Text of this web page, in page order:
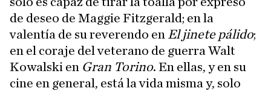
de deseo de Maggie Fitzgerald; en la
valentía de su reverendo en El jinete pálido;
en el coraje del veterano de guerra Walt
Kowalski en Gran Torino. En ellas, y en su
cine en general, está la vida misma y, solo